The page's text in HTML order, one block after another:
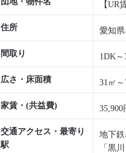
【UR
住所 愛知
間取り 1DK
広さ・床面積 31㎡～
家賃・(共益費) 35,900
交通アクセス・最寄り
駅
地下
「黒